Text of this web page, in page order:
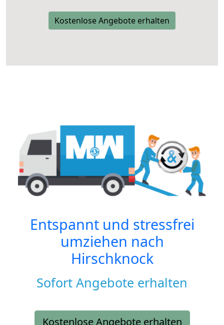
Kostenlose Angebote erhalten
Entspannt und stressfrei
umziehen nach
Hirschknock
Sofort Angebote erhalten
Kostenlose Angebote erhalten